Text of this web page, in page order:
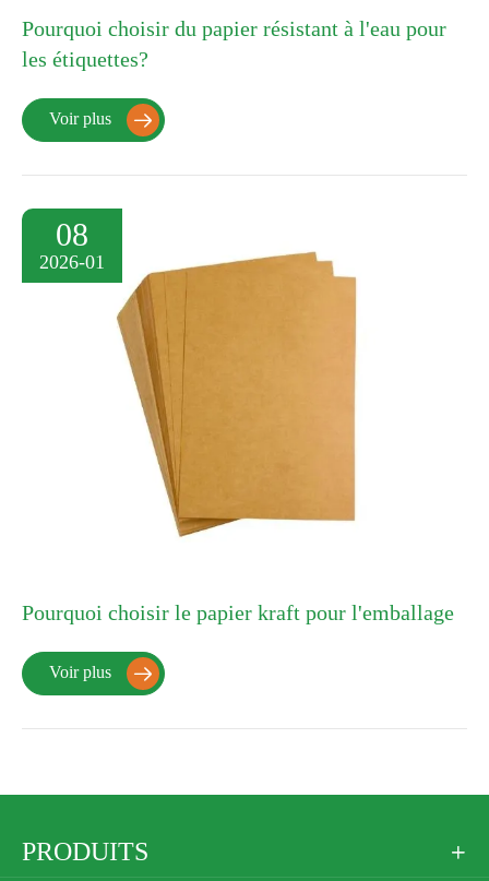
Pourquoi choisir du papier résistant à l'eau pour
les étiquettes?
Voir plus 
08
2026-01
Pourquoi choisir le papier kraft pour l'emballage
Voir plus 
PRODUITS 